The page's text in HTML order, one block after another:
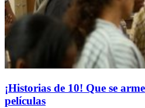
¡Historias de 10! Que se
películas